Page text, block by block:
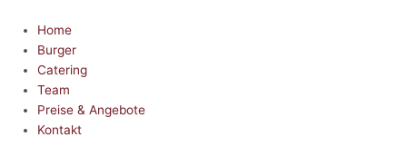
Inhalt
springen
Home
Burger
Catering
Team
Preise & Angebote
Kontakt